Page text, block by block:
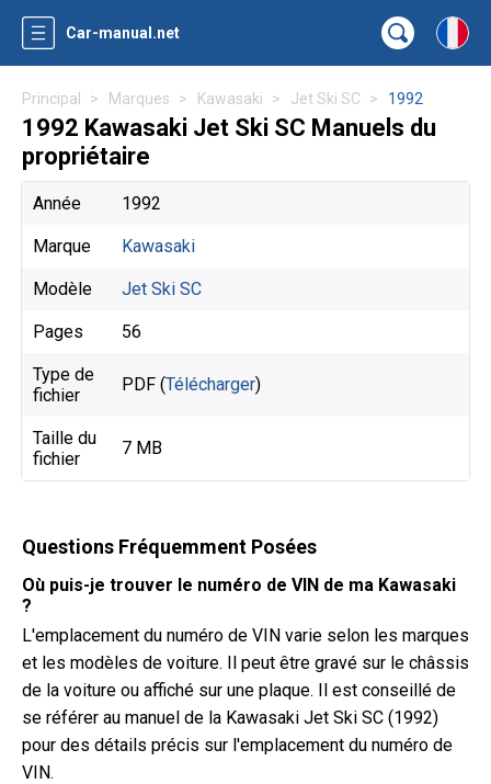
Car-manual.net
Principal Marques Kawasaki Jet Ski SC 1992
1992 Kawasaki Jet Ski SC Manuels du
propriétaire
Année 1992
Marque Kawasaki
Modèle Jet Ski SC
Pages 56
Type de
fichier
PDF (Télécharger)
Taille du
fichier
7 MB
Questions Fréquemment Posées
Où puis-je trouver le numéro de VIN de ma Kawasaki
?
L'emplacement du numéro de VIN varie selon les marques
et les modèles de voiture. Il peut être gravé sur le châssis
de la voiture ou affiché sur une plaque. Il est conseillé de
se référer au manuel de la Kawasaki Jet Ski SC (1992)
pour des détails précis sur l'emplacement du numéro de
VIN.